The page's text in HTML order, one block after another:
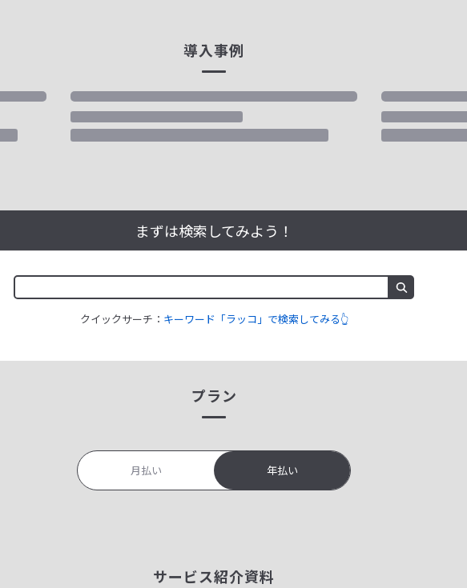
導入事例
まずは検索してみよう！
クイックサーチ： キーワード「ラッコ」で検索してみる👆
プラン
月払い 年払い
サービス紹介資料